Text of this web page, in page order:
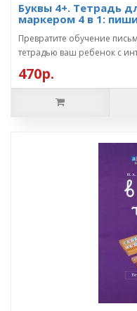
Буквы 4+. Тетрадь
маркером 4 в 1:
Превратите обучение
тетрадью ваш ребенок с
470р.